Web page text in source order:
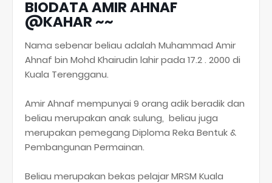
BIODATA AMIR AHNAF
@KAHAR ~~
Nama sebenar beliau adalah Muhammad Amir
Ahnaf bin Mohd Khairudin lahir pada 17.2 . 2000 di
Kuala Terengganu.
Amir Ahnaf mempunyai 9 orang adik beradik dan
beliau merupakan anak sulung, beliau juga
merupakan pemegang Diploma Reka Bentuk &
Pembangunan Permainan.
Beliau merupakan bekas pelajar MRSM Kuala